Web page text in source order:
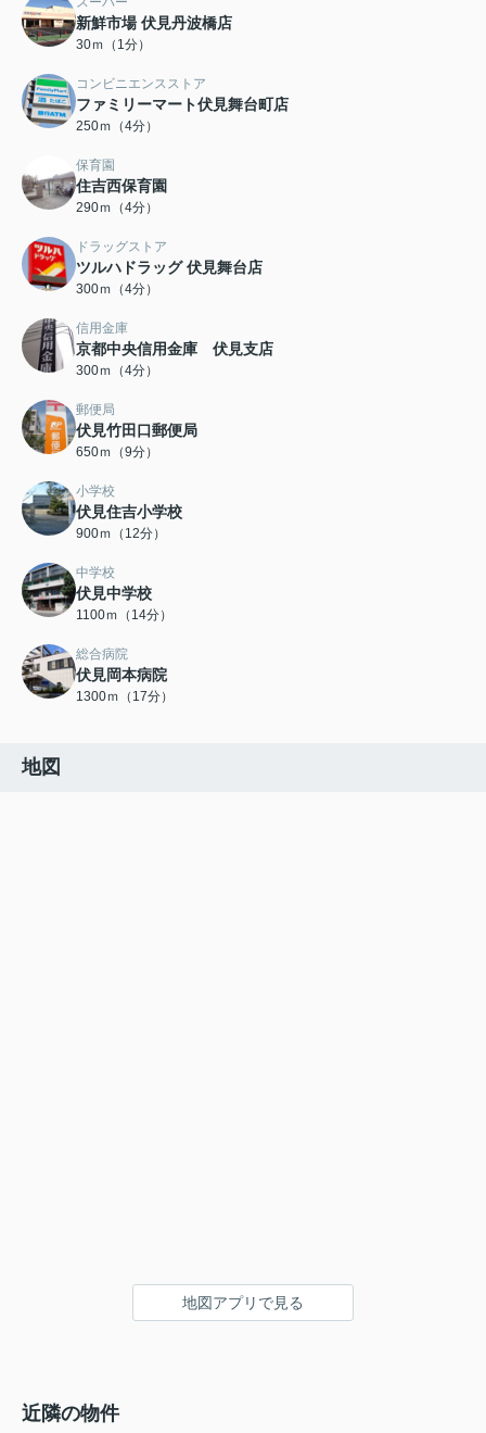
新鮮市場 伏見丹波橋店
30ｍ（1分）
コンビニエンスストア
ファミリーマート伏見舞台町店
250ｍ（4分）
保育園
住吉西保育園
290ｍ（4分）
ドラッグストア
ツルハドラッグ 伏見舞台店
300ｍ（4分）
信用金庫
京都中央信用金庫 伏見支店
300ｍ（4分）
郵便局
伏見竹田口郵便局
650ｍ（9分）
小学校
伏見住吉小学校
900ｍ（12分）
中学校
伏見中学校
1100ｍ（14分）
総合病院
伏見岡本病院
1300ｍ（17分）
地図
地図アプリで見る
近隣の物件